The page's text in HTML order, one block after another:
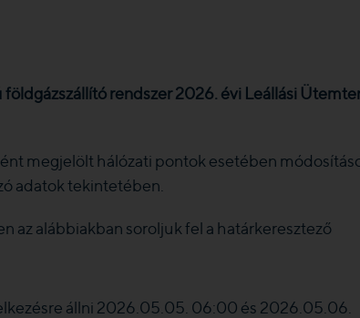
rendszer 2026. évi Leállási
megjelölt hálózati pontok esetében
adatok tekintetében.
az alábbiakban soroljuk fel a határkeresztező
állni 2026.05.05. 06:00 és 2026.05.06.